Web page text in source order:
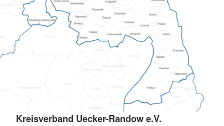
Kreisverband Uecker-Randow e.V.